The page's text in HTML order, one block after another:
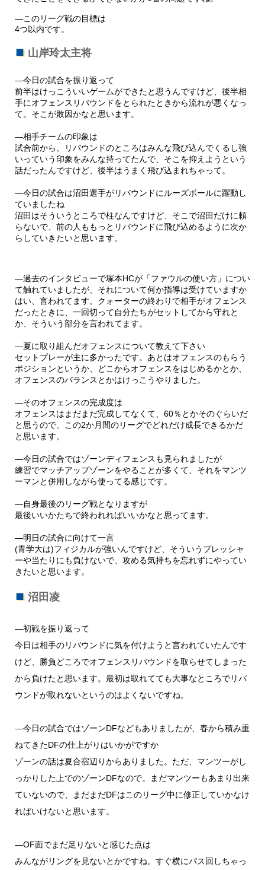
―このリーグ戦の目標は
4つ以内です。
山岸玲太主将
―今日の試合を振り返って
前半はけっこういいゲームができたと思うんですけど、後半相
手にオフェンスリバウンドをとられたときから流れが悪くなっ
て。そこが敗因かなと思います。
―相手チームの印象は
試合前から、リバウンドのところはみんな飛び込んでくるし強
いっていう印象をみんな持ってたんで、そこを抑えようという
話だったんですけど、後半はうまく飛び込まれちゃって。
―今日の試合は沼田選手がリバウンドにルーズボールに躍動し
ていましたね
沼田はそういうところで柱なんですけど、そこで沼田だけに頼
らないで、前の人ももっとリバウンドに飛び込めるように次か
らしていきたいと思います。
―過去のインタビューで塚本HCが「ファウルの使い方」につい
て触れていましたが、それについて何か指導は受けていますか
はい、言われてます。クォーターの終わりで相手がオフェンス
だったときに、一回切って自分たちがセットしてから守れと
か、そういう部分を言われてます。
―夏に取り組んだオフェンスについて教えて下さい
セットプレーが主に多かったです。あとはオフェンスのもらう
ポジションというか、どこからオフェンスをはじめるかとか、
オフェンスのバランスとかはけっこうやりました。
―そのオフェンスの完成度は
オフェンスはまだまだ完成してなくて、60％とかそのぐらいだ
と思うので、この2か月間のリーグでどれだけ成長できるかだ
と思います。
―今日の試合ではゾーンディフェンスも見られましたが
練習でマッチアップゾーンをやることが多くて、それをマンツ
ーマンと併用しながら使ってる感じです。
―自身最後のリーグ戦となりますが
最後いいかたちで終われればいいかなと思ってます。
―明日の試合に向けて一言
(青学大は)フィジカルが強いんですけど、そういうプレッシャ
ーや当たりにも負けないで、攻める気持ちを忘れずにやってい
きたいと思います。
沼田凌
―初戦を振り返って
今日は相手のリバウンドに気を付けようと言われていたんです
けど、 勝負どころでオフェンスリバウンドを取らせてしまった
から負けたと思います。 最初は取れてても大事なところでリバ
ウンドが取れないというのはよくないですね。
―今日の試合ではゾーンDFなどもありましたが、 春から積み重
ねてきたDFの仕上がりはいかがですか
ゾーンの話は夏合宿辺りからありました。ただ、 マンツーがし
っかりした上でのゾーンDFなので。
まだマンツーもあまり出来
ていないので、
まだまだDFはこのリーグ中に修正していかなけ
ればいけないと思います。
―OF面でまだ足りないと感じた点は
みんながリングを見ないとかですね。 すぐ横にパス回しちゃっ